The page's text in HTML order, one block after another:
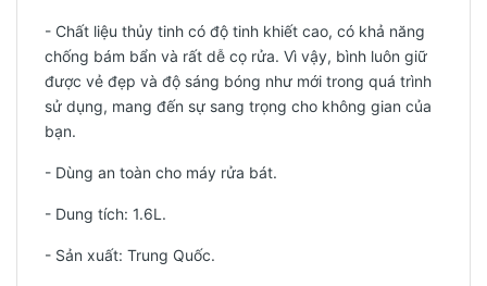
- Chất liệu thủy tinh có độ tinh khiết cao, có khả năng
chống bám bẩn và rất dễ cọ rửa. Vì vậy, bình luôn giữ
được vẻ đẹp và độ sáng bóng như mới trong quá trình
sử dụng, mang đến sự sang trọng cho không gian của
bạn.
- Dùng an toàn cho máy rửa bát.
- Dung tích: 1.6L.
- Sản xuất: Trung Quốc.